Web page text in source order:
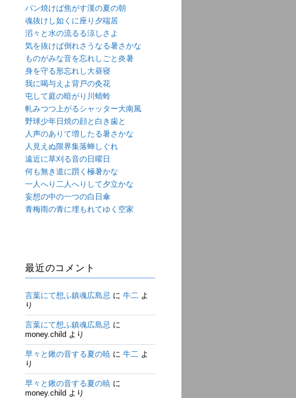
パン焼けば焦がす漢の夏の朝
魂抜けし如くに座り夕端居
滔々と水の流るる涼しさよ
気を抜けば倒れさうなる暑さかな
ものがみな音を忘れしごと炎暑
身を守る形忘れし大昼寝
我に喝与えよ背戸の灸花
屯して庭の暗がり川蜻蛉
軋みつつ上がるシャッター大南風
野球少年日焼の顔と白き歯と
人声のありて増したる暑さかな
人見えぬ限界集落蝉しぐれ
遠近に草刈る音の日曜日
何も無き道に躓く極暑かな
一人へり二人へりして夕立かな
妄想の中の一つの白日傘
青梅雨の青に埋もれてゆく空家
最近のコメント
言葉にて想ふ鎮魂広島忌 に牛二 よ
り
言葉にて想ふ鎮魂広島忌 に
money.child より
早々と鍬の音する夏の暁 に牛二 よ
り
早々と鍬の音する夏の暁 に
money.child より